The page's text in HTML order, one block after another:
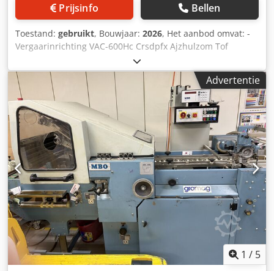
Prijsinfo Bellen
Toestand: gebruikt, Bouwjaar: 2026, Het aanbod omvat: -
Vergaarinrichting VAC-600Hc Crsdpfx Ajzhulzom Tof
Horizon VAC-600Hc Vergaarinrichting - Technologie:
Touchscreen kleurendisplay - Model: Vergaarinrichting -
Lades: 6 - Foutpreventie: Controle op misslaan, dubbel
aanzuigen en papierstoringen - Opslagmogelijkheden: 9
geheugenplaatsen voor herhaalopdrachten -
Uitbreidbaarheid: tot 6 vergaarstations (36 lades) -
Afstandsbediening: draadloos Programma's: - Dubbele
cyclus (non-stop bedrijf) - Inleggen (enkel en dubbel) -
Brochureprogramma - Blokprogramma - Selectief sorteren
- Velformaat: max. 500 × 350 mm; min. 148 × 120 mm -
Papiergewicht: 40–350 g/m² - Inleghoogte: 130 mm/lade -
Productiesnelheid: max. 9.500 cycli/uur -
Stroomvoorziening: 230 V; 10,6 A – 2,3 W - Afmetingen: 810
× 652 × 1.961 mm - Gewicht: elk 324 kg Wij kunnen tevens
het volgende voor u verzorgen: Verpakking, laden,
transport (per schip of vliegtuig) inclusief
douaneafhandeling.
Advertentie
1 / 5